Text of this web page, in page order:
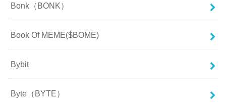
Bonk（BONK）
Book Of MEME($BOME)
Bybit
Byte（BYTE）